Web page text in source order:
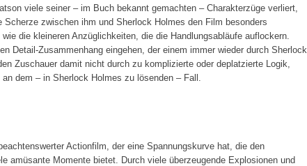
viele seiner – im Buch bekannt gemachten – Charakterzüge verliert,
zwischen ihm und Sherlock Holmes den Film besonders
die kleineren Anzüglichkeiten, die die Handlungsabläufe auflockern.
Detail-Zusammenhang eingehen, der einem immer wieder durch Sherlock
Zuschauer damit nicht durch zu komplizierte oder deplatzierte Logik,
dem – in Sherlock Holmes zu lösenden – Fall.
Actionfilm, der eine Spannungskurve hat, die den
amüsante Momente bietet. Durch viele überzeugende Explosionen und